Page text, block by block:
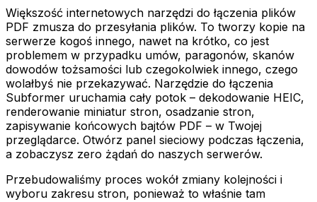
Większość internetowych narzędzi do łączenia plików
PDF zmusza do przesyłania plików. To tworzy kopie na
serwerze kogoś innego, nawet na krótko, co jest
problemem w przypadku umów, paragonów, skanów
dowodów tożsamości lub czegokolwiek innego, czego
wolałbyś nie przekazywać. Narzędzie do łączenia
Subformer uruchamia cały potok – dekodowanie HEIC,
renderowanie miniatur stron, osadzanie stron,
zapisywanie końcowych bajtów PDF – w Twojej
przeglądarce. Otwórz panel sieciowy podczas łączenia,
a zobaczysz zero żądań do naszych serwerów.
Przebudowaliśmy proces wokół zmiany kolejności i
wyboru zakresu stron, ponieważ to właśnie tam